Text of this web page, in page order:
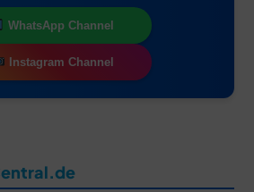
WhatsApp Channel
Instagram Channel